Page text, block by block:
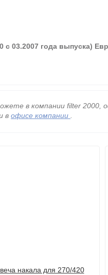
с 03.2007 года выпуска)
в компании filter 2000,
в офисе компании
накала для 270/420